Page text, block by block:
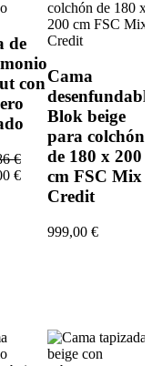
de
con
€
€
Cama
Blok beige
para colchón
de 180 x 200
cm FSC Mix
Credit
999,00 €